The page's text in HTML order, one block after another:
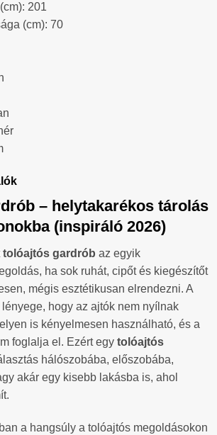
201
(cm): 70
– helytakarékos tárolás
(inspiráló 2026)
tolóajtós gardrób az egyik
ha sok ruhát, cipőt és kiegészítőt
mégis esztétikusan elrendezni. A
hogy az ajtók nem nyílnak
is kényelmesen használható, és a
foglalja el. Ezért egy tolóajtós
hálószobába, előszobába,
akár egy kisebb lakásba is, ahol
a hangsúly a tolóajtós megoldásokon